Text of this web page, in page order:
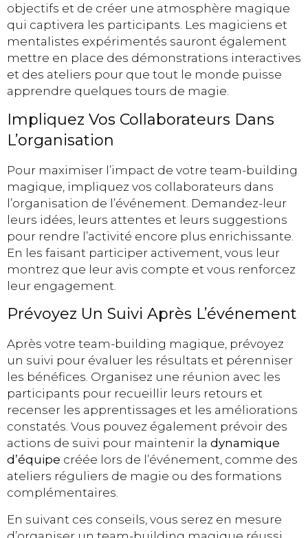
objectifs et de créer une atmosphère magique
qui captivera les participants. Les magiciens et
mentalistes expérimentés sauront également
mettre en place des démonstrations interactives
et des ateliers pour que tout le monde puisse
apprendre quelques tours de magie.
Impliquez Vos Collaborateurs Dans
L’organisation
Pour maximiser l’impact de votre team-building
magique, impliquez vos collaborateurs dans
l’organisation de l’événement. Demandez-leur
leurs idées, leurs attentes et leurs suggestions
pour rendre l’activité encore plus enrichissante.
En les faisant participer activement, vous leur
montrez que leur avis compte et vous renforcez
leur engagement.
Prévoyez Un Suivi Après L’événement
Après votre team-building magique, prévoyez
un suivi pour évaluer les résultats et pérenniser
les bénéfices. Organisez une réunion avec les
participants pour recueillir leurs retours et
recenser les apprentissages et les améliorations
constatés. Vous pouvez également prévoir des
actions de suivi pour maintenir la dynamique
d’équipe créée lors de l’événement, comme des
ateliers réguliers de magie ou des formations
complémentaires.
En suivant ces conseils, vous serez en mesure